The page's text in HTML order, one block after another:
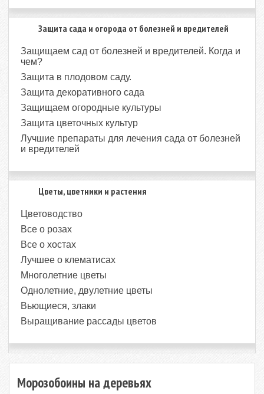
Защита сада и огорода от болезней и вредителей
Защищаем сад от болезней и вредителей. Когда и
чем?
Защита в плодовом саду.
Защита декоративного сада
Защищаем огородные культуры
Защита цветочных культур
Лучшие препараты для лечения сада от болезней
и вредителей
Цветы, цветники и растения
Цветоводство
Все о розах
Все о хостах
Лучшее о клематисах
Многолетние цветы
Однолетние, двулетние цветы
Вьющиеся, злаки
Выращивание рассады цветов
Морозобоины на деревьях